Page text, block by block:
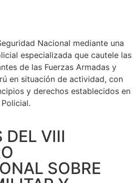
Nacional mediante una
especializada que cautele las
de las Fuerzas Armadas y
en situación de actividad, con
y derechos establecidos en
DEL VIII
SOBRE